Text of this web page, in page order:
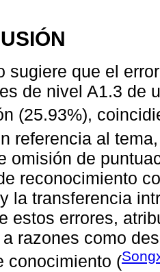
sugiere que el
de nivel A1.3 de
(25.93%),
referencia al
omisión de
reconocimiento
la transferencia
estos errores,
razones como
conocimiento (